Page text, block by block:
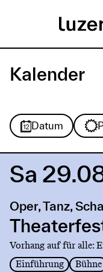
zum
Inhalt
H
u
p
t
m
e
n
ü
Kalender
Datum
Link
Theaterfest
Sa
Oper, Tanz,
Vorhang auf für alle:
Einführung
Bühne